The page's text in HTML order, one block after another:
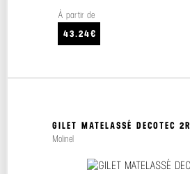
À partir de
43.24€
GILET MATELASSÉ DECOTEC 2R
Molinel